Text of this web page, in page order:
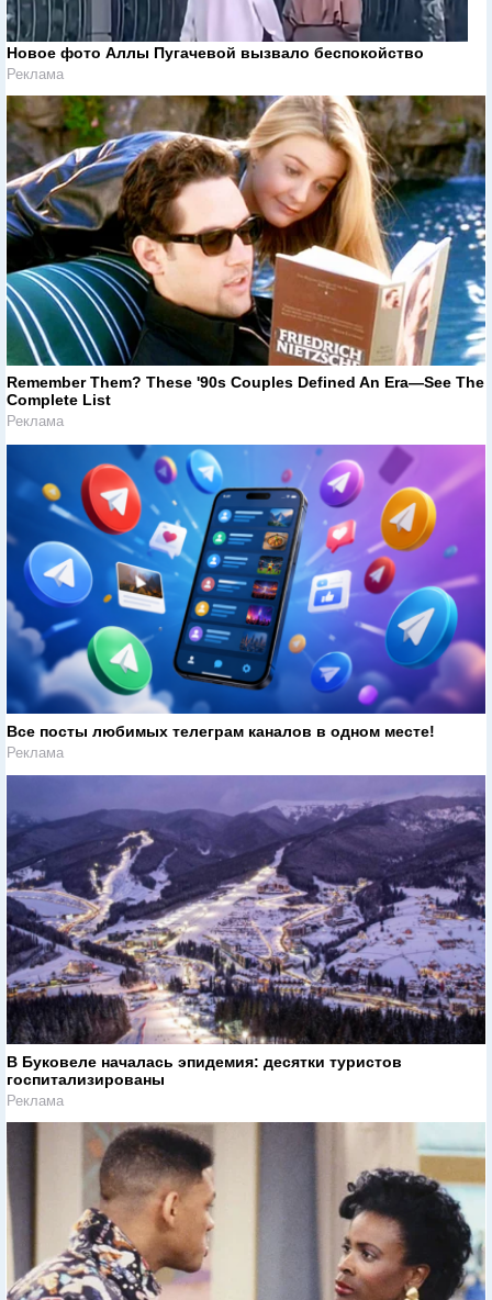
Новое фото Аллы Пугачевой вызвало беспокойство
Реклама
Remember Them? These '90s Couples Defined An Era—See The
Complete List
Реклама
Все посты любимых телеграм каналов в одном месте!
Реклама
В Буковеле началась эпидемия: десятки туристов
госпитализированы
Реклама